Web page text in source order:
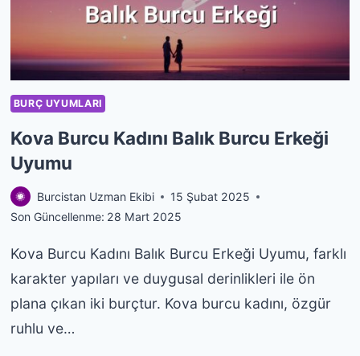
UYUMU
BURÇ UYUMLARI
Kova Burcu Kadını Balık Burcu Erkeği
Uyumu
Burcistan Uzman Ekibi
15 Şubat 2025
Son Güncellenme: 28 Mart 2025
Kova Burcu Kadını Balık Burcu Erkeği Uyumu, farklı
karakter yapıları ve duygusal derinlikleri ile ön
plana çıkan iki burçtur. Kova burcu kadını, özgür
ruhlu ve…